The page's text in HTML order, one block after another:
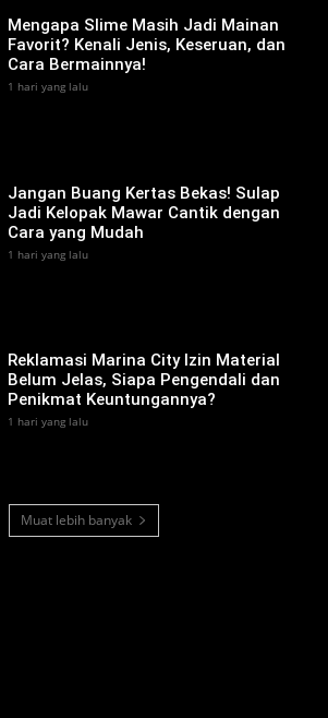
Mengapa Slime Masih Jadi Mainan
Favorit? Kenali Jenis, Keseruan, dan
Cara Bermainnya!
1 hari yang lalu
Jangan Buang Kertas Bekas! Sulap
Jadi Kelopak Mawar Cantik dengan
Cara yang Mudah
1 hari yang lalu
Reklamasi Marina City Izin Material
Belum Jelas, Siapa Pengendali dan
Penikmat Keuntungannya?
1 hari yang lalu
Muat lebih banyak